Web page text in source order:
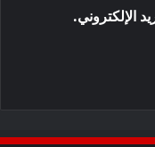
الإلكتروني.